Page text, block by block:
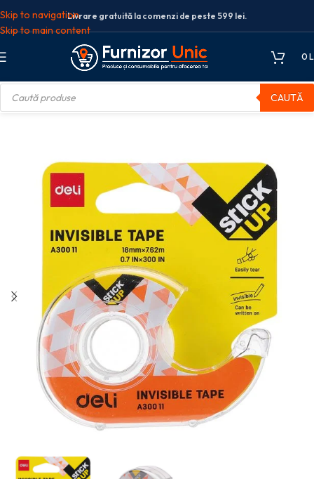
Skip to navigation
Skip to main content
Livrare gratuită la comenzi de peste 599 lei.
0
CAUTĂ
adeziva